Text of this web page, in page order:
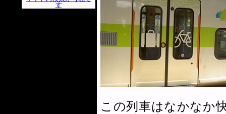
この列車はなかなか
す